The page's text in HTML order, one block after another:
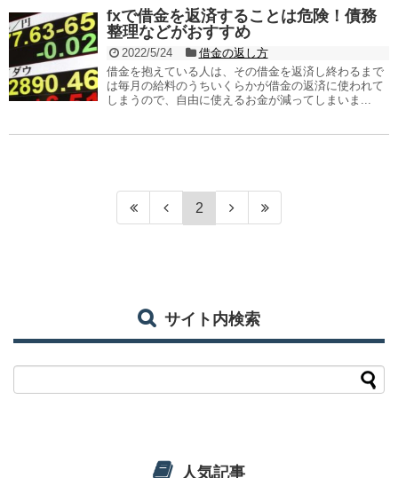
fxで借金を返済することは危険！債務
整理などがおすすめ
2022/5/24
借金の返し方
借金を抱えている人は、その借金を返済し終わるまで
は毎月の給料のうちいくらかが借金の返済に使われて
しまうので、自由に使えるお金が減ってしまいま...
2
サイト内検索
人気記事